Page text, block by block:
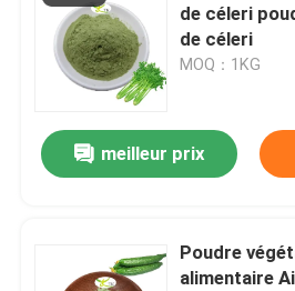
de céleri
de céleri
MOQ：1KG
meilleur prix
Poudre
alimentaire